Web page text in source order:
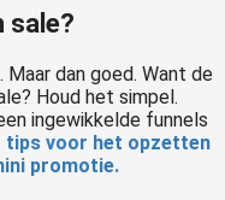
sale?
dan goed. Want de
Houd het simpel.
ingewikkelde funnels
tips voor het opzetten
promotie.